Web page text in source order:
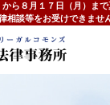
ら８月１７日（月）まで
相談等をお受けできません